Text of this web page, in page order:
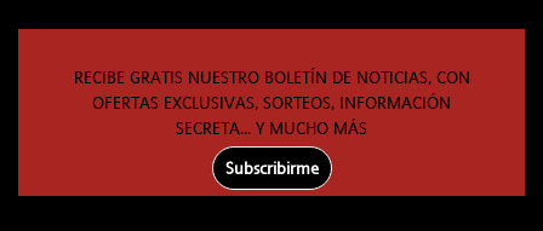
RECIBE GRATIS NUESTRO BOLETÍN DE NOTICIAS, CON
OFERTAS EXCLUSIVAS, SORTEOS, INFORMACIÓN
SECRETA... Y MUCHO MÁS
Subscribirme